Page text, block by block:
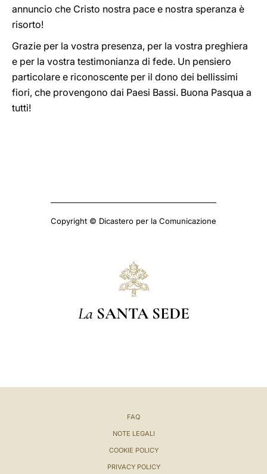
annuncio che Cristo nostra pace e nostra speranza è
risorto!
Grazie per la vostra presenza, per la vostra preghiera
e per la vostra testimonianza di fede. Un pensiero
particolare e riconoscente per il dono dei bellissimi
fiori, che provengono dai Paesi Bassi. Buona Pasqua a
tutti!
Copyright © Dicastero per la Comunicazione
La SANTA SEDE
FAQ
NOTE LEGALI
COOKIE POLICY
PRIVACY POLICY